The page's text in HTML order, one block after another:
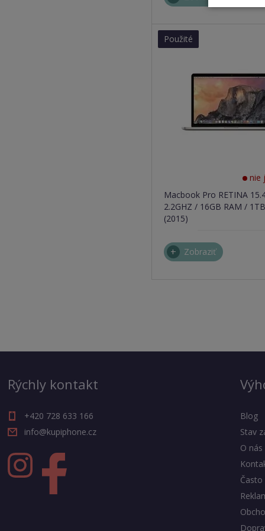
Použité
nie
Macbook Pro RETINA
2.2GHZ / 16GB RAM /
(2015)
Zobraziť
Rýchly kontakt
+420 728 633 166
info@kupiphone.cz
Blog
Stav
O nás